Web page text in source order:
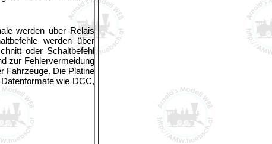
werden über Relais
werden über
oder Schaltbefehl
zur Fehlervermeidung
Fahrzeuge. Die Platine
wie DCC,